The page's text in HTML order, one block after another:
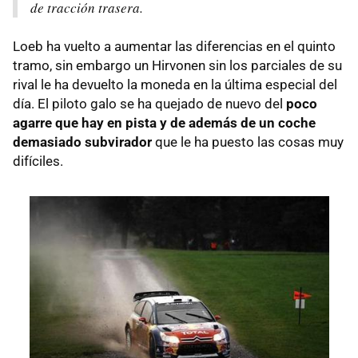
de tracción trasera.
Loeb ha vuelto a aumentar las diferencias en el quinto
tramo, sin embargo un Hirvonen sin los parciales de su
rival le ha devuelto la moneda en la última especial del
día. El piloto galo se ha quejado de nuevo del poco
agarre que hay en pista y de además de un coche
demasiado subvirador que le ha puesto las cosas muy
difíciles.